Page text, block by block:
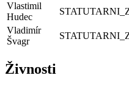
Vlastimil
Hudec
Vladimír
Švagr
Živnosti